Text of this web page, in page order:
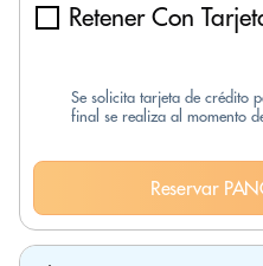
Retener Con
Se solicita tarjeta de crédito
final se realiza al momento
Reservar